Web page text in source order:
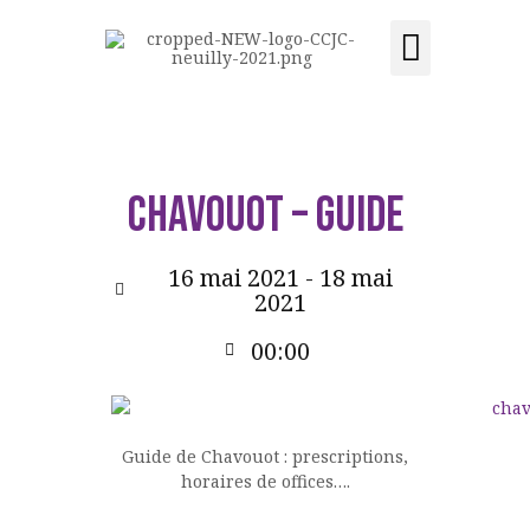
ACCUEIL
LE CENTRE
ÉVÉNEMENTS
ACTIVITÉS ET COURS
ADHÉSION
CENTRE
CHAVOUOT – GUIDE
16 mai 2021 - 18 mai
2021
00:00
Guide de Chavouot : prescriptions,
horaires de offices….